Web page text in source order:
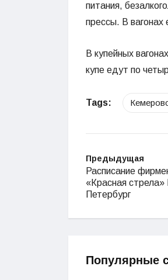
питания,
прессы. В вагонах
В купейных
купе едут по
Tags:
Предыдущая
Расписание
«Красная
Петербург
Популярные